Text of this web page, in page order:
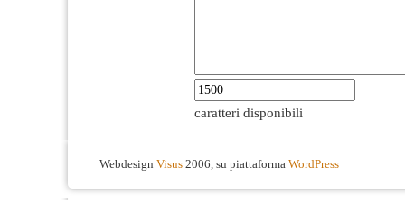
caratteri disponibili
Webdesign Visus 2006, su piattaforma WordPress